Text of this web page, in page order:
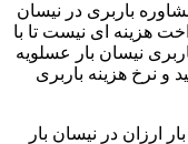
باربری در نیسان
هزینه ای نیست تا با
نیسان بار عسلویه
و نرخ هزینه باربری
ارزان در نیسان بار